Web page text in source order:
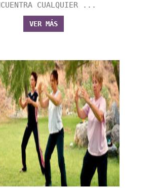
CUALQUIER ...
VER MÁS